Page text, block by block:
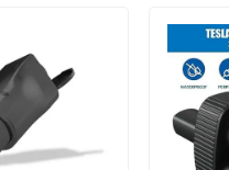
EV
estensione del caricatore